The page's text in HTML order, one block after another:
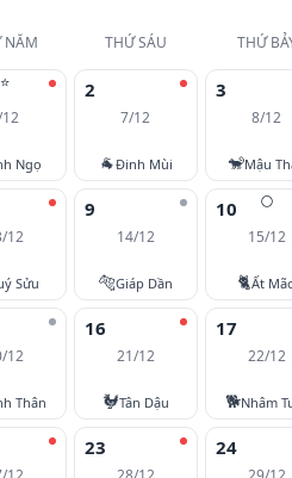
NĂM THỨ SÁU THỨ
⭐
Ngọ
2
7/12
🐐Đinh Mùi
3
8/12
🐒Mậu
12
Sửu
9
14/12
🐅Giáp Dần
🌕
10
15/12
🐈Ất
12
Thân
16
21/12
🐓Tân Dậu
17
22/12
🐕Nhâm
23 24